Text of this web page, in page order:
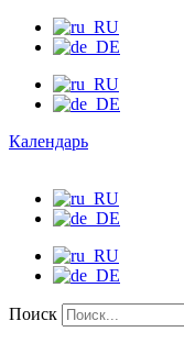
Календарь
Поиск